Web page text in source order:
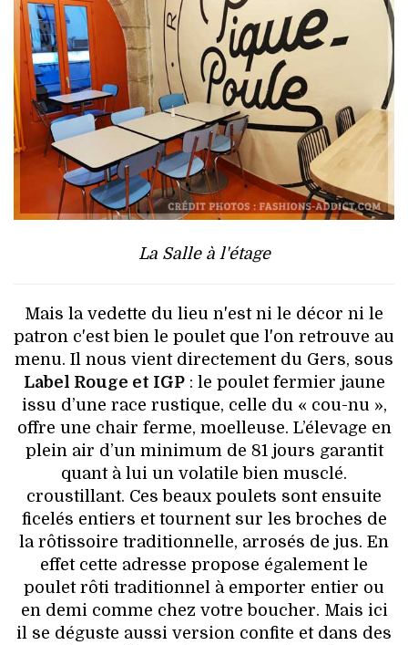
La Salle à l'étage
Mais la vedette du lieu n'est ni le décor ni le
patron c'est bien le poulet que l'on retrouve au
menu. Il nous vient directement du Gers, sous
Label Rouge et IGP: le poulet fermier jaune
issu d’une race rustique, celle du « cou-nu »,
offre une chair ferme, moelleuse. L’élevage en
plein air d’un minimum de 81 jours garantit
quant à lui un volatile bien musclé.
croustillant. Ces beaux poulets sont ensuite
ficelés entiers et tournent sur les broches de
la rôtissoire traditionnelle, arrosés de jus. En
effet cette adresse propose également le
poulet rôti traditionnel à emporter entier ou
en demi comme chez votre boucher. Mais ici
il se déguste aussi version confite et dans des